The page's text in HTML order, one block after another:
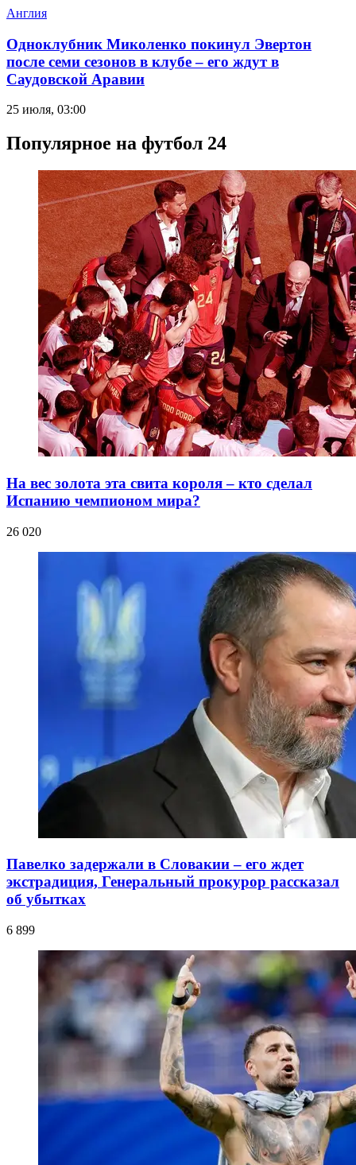
Англия
Одноклубник Миколенко покинул Эвертон
после семи сезонов в клубе – его ждут в
Саудовской Аравии
25 июля, 03:00
Популярное на футбол 24
На вес золота эта свита короля – кто сделал
Испанию чемпионом мира?
26 020
Павелко задержали в Словакии – его ждет
экстрадиция, Генеральный прокурор рассказал
об убытках
6 899